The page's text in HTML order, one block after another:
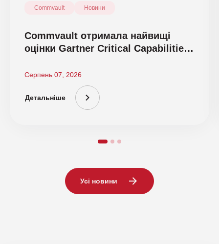
Commvault Новини
Commvault отримала найвищі
оцінки Gartner Critical Capabilities
Серпень 07, 2026
Детальніше
Усі новини